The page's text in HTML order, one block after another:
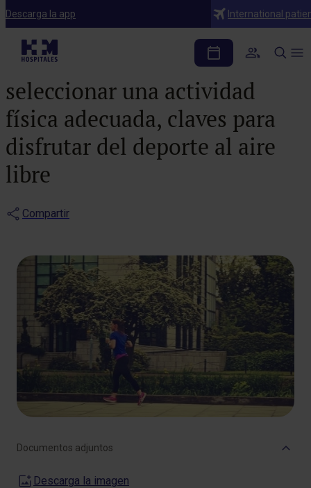
Descarga la app International
Notas de prensa
Cuidar la alimentación,
beber lo suficiente y
seleccionar una actividad
física adecuada, claves para
disfrutar del deporte al aire
libre
Compartir
Documentos adjuntos
Descarga la imagen